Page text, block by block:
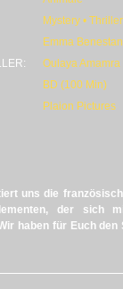
Mystery •
Emma Benestan
Oulaya Amamra
BD (100 Min)
Plaion Pictures
uns die
der sich
haben für Euch